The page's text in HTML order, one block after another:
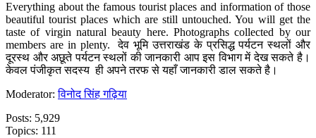
Everything about the famous tourist places and information of those
beautiful tourist places which are still untouched. You will get the
taste of virgin natural beauty here. Photographs collected by our
members are in plenty. देव भूमि उत्तराखंड के प्रसिद्ध पर्यटन स्थलों और
दूरस्थ और अछूते पर्यटन स्थलों की जानकारी आप इस विभाग में देख सकते है।
केवल पंजीकृत सदस्य ही अपने तरफ से यहाँ जानकारी डाल सकते है।
Moderator:विनोद सिंह गढ़िया
Posts: 5,929
Topics: 111